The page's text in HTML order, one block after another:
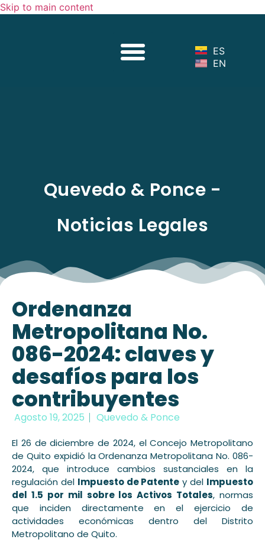
Skip to main content
ES
EN
Quevedo & Ponce -
Noticias Legales
Ordenanza
Metropolitana No.
086-2024: claves y
desafíos para los
contribuyentes
Agosto 19, 2025 Quevedo & Ponce
El 26 de diciembre de 2024, el Concejo Metropolitano
de Quito expidió la Ordenanza Metropolitana No. 086-
2024, que introduce cambios sustanciales en la
regulación del Impuesto de Patente y del Impuesto
del 1.5 por mil sobre los Activos Totales, normas
que inciden directamente en el ejercicio de
actividades económicas dentro del Distrito
Metropolitano de Quito.